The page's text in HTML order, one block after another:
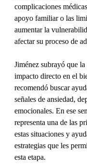
complicaciones
apoyo familiar o las
aumentar la
afectar su proceso de
Jiménez subrayó que
impacto directo en el
recomendó buscar
señales de ansiedad,
emocionales. En ese
representa una de las
estas situaciones y
estrategias que les
esta etapa.